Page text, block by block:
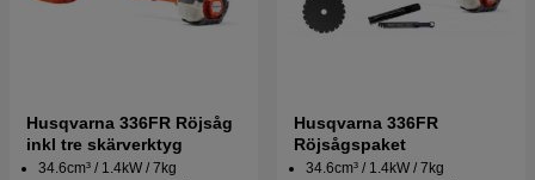
Husqvarna 336FR Röjsåg
inkl tre skärverktyg
34.6cm³ / 1.4kW / 7kg
Husqvarna 336FR
Röjsågspaket
34.6cm³ / 1.4kW / 7kg